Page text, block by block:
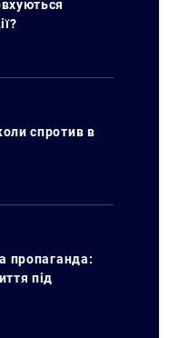
спротив в
пропаганда:
під